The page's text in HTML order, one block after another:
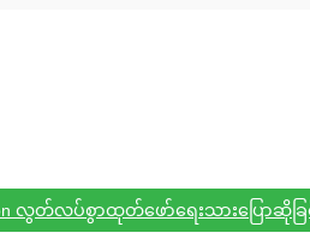
လွတ်လပ်စွာထုတ်ဖော်ရေးသားပြောဆိုခြ